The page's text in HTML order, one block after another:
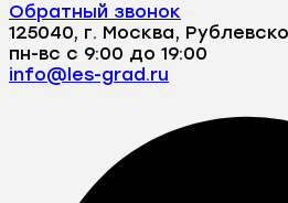
Обратный звонок
125040, г. Москва,
пн-вс с 9:00 до 19:00
info@les-grad.ru